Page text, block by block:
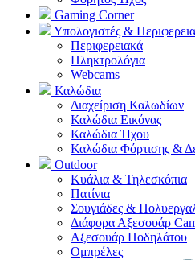
Gaming Corner
Υπολογιστές &
Περιφερειακά
Πληκτρολόγια
Webcams
Καλώδια
Διαχείριση Καλωδίων
Καλώδια Εικόνας
Καλώδια Ήχου
Καλώδια Φόρτισης &
Outdoor
Κυάλια & Τηλεσκόπια
Πατίνια
Σουγιάδες &
Διάφορα Αξεσουάρ
Αξεσουάρ Ποδηλάτου
Ομπρέλες